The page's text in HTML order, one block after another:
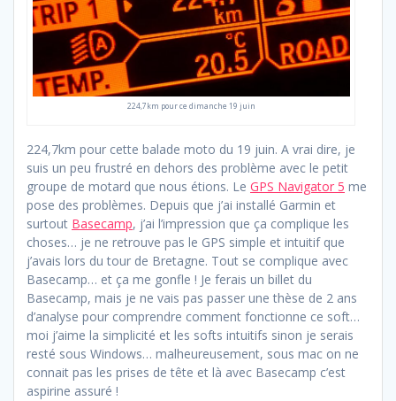
224,7km pour ce dimanche 19 juin
224,7km pour cette balade moto du 19 juin. A vrai dire, je
suis un peu frustré en dehors des problème avec le petit
groupe de motard que nous étions. Le GPS Navigator 5 me
pose des problèmes. Depuis que j’ai installé Garmin et
surtout Basecamp, j’ai l’impression que ça complique les
choses… je ne retrouve pas le GPS simple et intuitif que
j’avais lors du tour de Bretagne. Tout se complique avec
Basecamp… et ça me gonfle ! Je ferais un billet du
Basecamp, mais je ne vais pas passer une thèse de 2 ans
d’analyse pour comprendre comment fonctionne ce soft…
moi j’aime la simplicité et les softs intuitifs sinon je serais
resté sous Windows… malheureusement, sous mac on ne
connait pas les prises de tête et là avec Basecamp c’est
aspirine assuré !